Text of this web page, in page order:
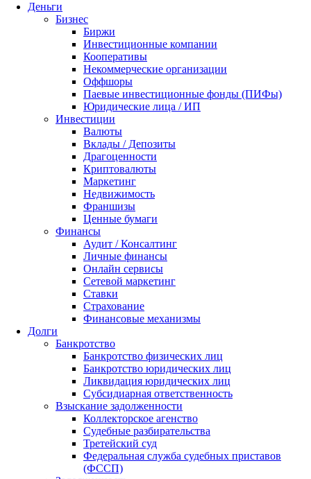
Деньги
Бизнес
Биржи
Инвестиционные компании
Кооперативы
Некоммерческие организации
Оффшоры
Паевые инвестиционные фонды (ПИФы)
Юридические лица / ИП
Инвестиции
Валюты
Вклады / Депозиты
Драгоценности
Криптовалюты
Маркетинг
Недвижимость
Франшизы
Ценные бумаги
Финансы
Аудит / Консалтинг
Личные финансы
Онлайн сервисы
Сетевой маркетинг
Ставки
Страхование
Финансовые механизмы
Долги
Банкротство
Банкротство физических лиц
Банкротство юридических лиц
Ликвидация юридических лиц
Субсидиарная ответственность
Взыскание задолженности
Коллекторское агенство
Судебные разбирательства
Третейский суд
Федеральная служба судебных приставов
(ФССП)